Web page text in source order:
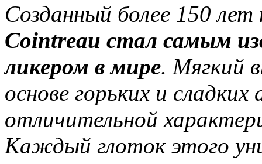
Созданный более 150
Сointreau cтал самым
ликером в мире. Мягкий
основе горьких и сладких
отличительной
Каждый глоток этого